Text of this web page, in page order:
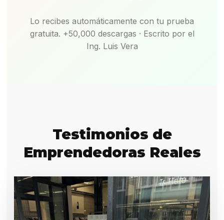
Lo recibes automáticamente con tu prueba
gratuita. +50,000 descargas · Escrito por el
Ing. Luis Vera
Testimonios de
Emprendedoras Reales